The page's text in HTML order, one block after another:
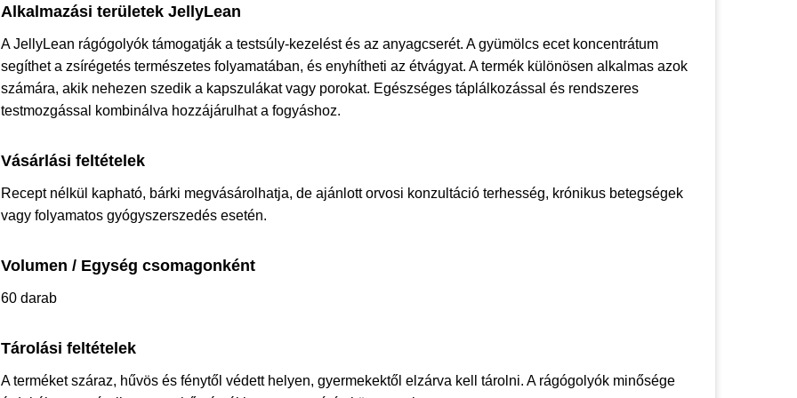
Alkalmazási területek JellyLean
A JellyLean rágógolyók támogatják a testsúly-kezelést és az anyagcserét. A gyümölcs ecet koncentrátum
segíthet a zsírégetés természetes folyamatában, és enyhítheti az étvágyat. A termék különösen alkalmas azok
számára, akik nehezen szedik a kapszulákat vagy porokat. Egészséges táplálkozással és rendszeres
testmozgással kombinálva hozzájárulhat a fogyáshoz.
Vásárlási feltételek
Recept nélkül kapható, bárki megvásárolhatja, de ajánlott orvosi konzultáció terhesség, krónikus betegségek
vagy folyamatos gyógyszerszedés esetén.
Volumen / Egység csomagonként
60 darab
Tárolási feltételek
A terméket száraz, hűvös és fénytől védett helyen, gyermekektől elzárva kell tárolni. A rágógolyók minősége